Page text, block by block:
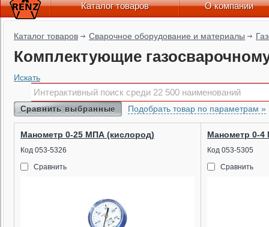
Каталог товаров О компании
Каталог товаров Сварочное оборудование и материалы
Комплектующие
Искать
Сравнить выбранные Подобрать товар по параметрам »
Манометр 0-25 МПА (кислород)
Код 053-5326
Сравнить
Манометр 0-4
Код 053-5305
Сравнить